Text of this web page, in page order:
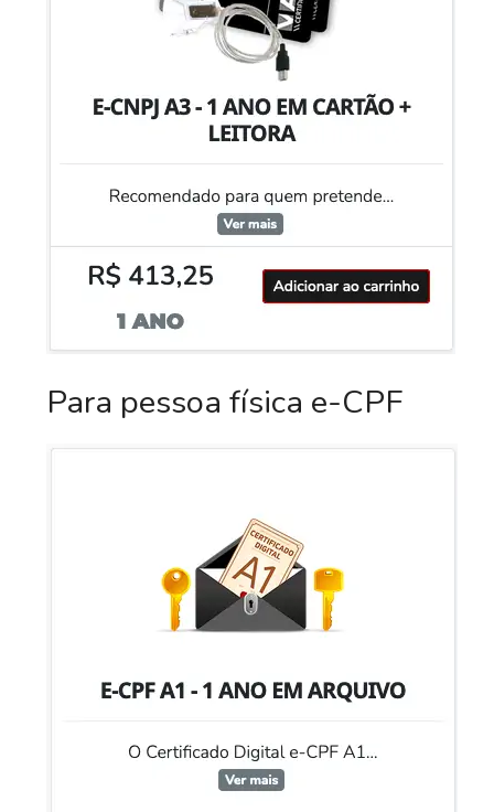
Para pessoa física e-CPF